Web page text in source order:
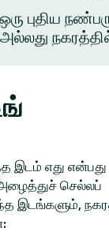
அல்லது
இடம் எது என்பது
செல்லப்
இடங்களும்,